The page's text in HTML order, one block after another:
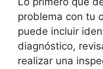
problema con tu
puede incluir
diagnóstico,
realizar una